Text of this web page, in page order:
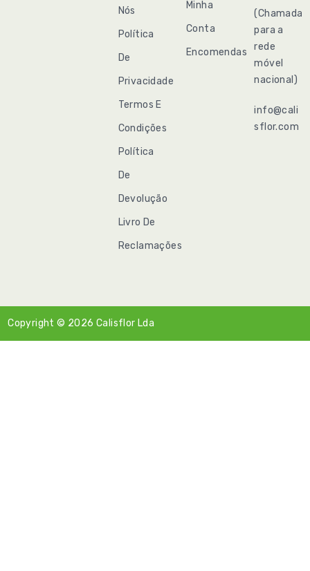
Nós
Política
De
Privacidade
Termos E
Condições
Política
De
Devolução
Livro De
Reclamações
Minha
Conta
Encomendas
(Chamada
para a
rede
móvel
nacional)
info@cali
sflor.com
Copyright © 2026Calisflor Lda